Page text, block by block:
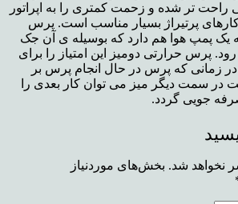
تر شده و زحمت کمتری را به اپراتور
پرتیراژ بسیار مناسب است. پرس
به یک پمپ هوا هم دارد که بوسیله ی آن جک
رود. پرس حرارتی دومیز این امتیاز را برای
در زمانی که پرس در حال انجام پرس بر
سمت دیگر میز می توان کار بعدی را
جویی گردد.
نخواهد شد. بخش‌های موردنیاز